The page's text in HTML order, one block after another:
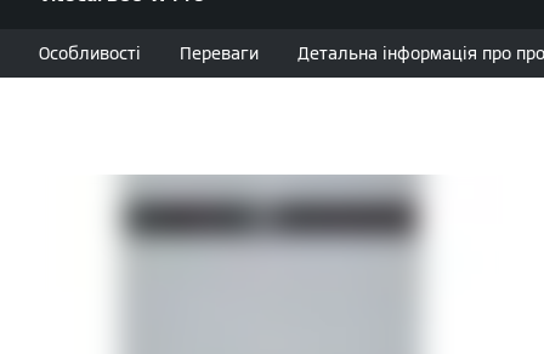
Особливості Переваги Детальна інформація про